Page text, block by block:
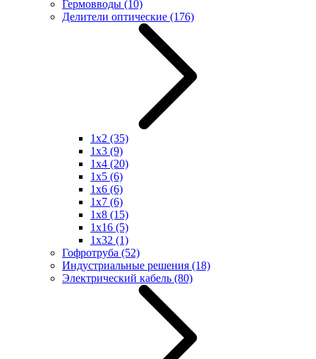
Гермовводы (10)
Делители оптические (176)
1x2 (35)
1x3 (9)
1x4 (20)
1x5 (6)
1x6 (6)
1x7 (6)
1x8 (15)
1x16 (5)
1x32 (1)
Гофротруба (52)
Индустриальные решения (18)
Электрический кабель (80)